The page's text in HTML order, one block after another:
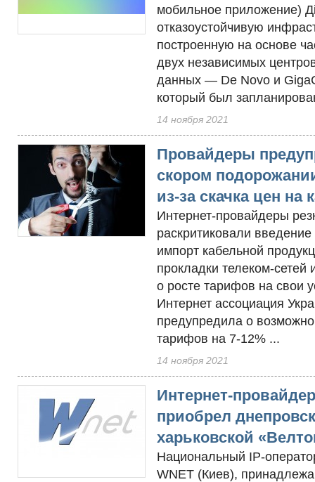
мобильное приложение)
отказоустойчивую
построенную на основе
двух независимых
данных — De Novo и
который был
14 ноября 2021
Провайдеры
скором
из-за скачка цен на
Интернет-провайдеры
раскритиковали
импорт кабельной
прокладки телеком-сетей
о росте тарифов на свои
Интернет ассоциация
предупредила о
тарифов на 7-12% ...
14 ноября 2021
Интернет-
приобрел
харьковской
Национальный IP-
WNET (Киев),